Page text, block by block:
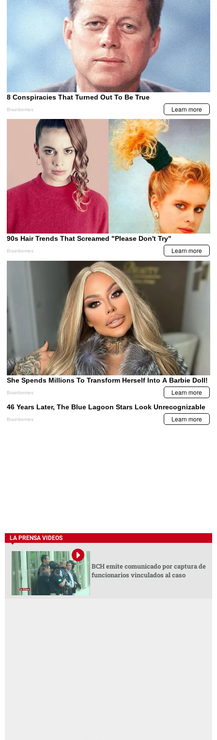
LA PRENSA VIDEOS
BCH emite comunicado por captura de
funcionarios vinculados al caso